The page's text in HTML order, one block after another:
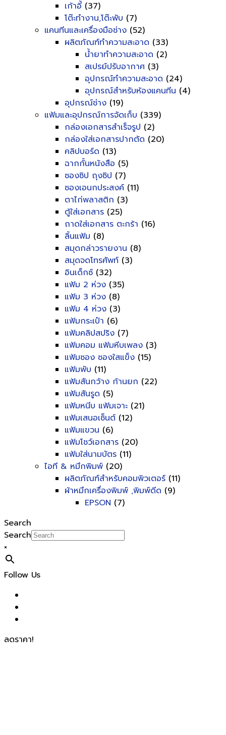
เก้าอี้ (37)
โต๊ะทำงาน,โต๊ะพับ (7)
แคนทีนและเครื่องมือช่าง (52)
ผลิตภัณฑ์ทำความสะอาด (33)
น้ำยาทำความสะอาด (2)
สเปรย์ปรับอากาศ (3)
อุปกรณ์ทำความสะอาด (24)
อุปกรณ์สำหรับห้องแคนทีน (4)
อุปกรณ์ช่าง (19)
แฟ้มและอุปกรณ์การจัดเก็บ (339)
กล่องเอกสารสำเร็จรูป (2)
กล่องใส่เอกสารปากตัด (20)
คลิปบอร์ด (13)
ฉากกั้นหนังสือ (5)
ซองซิป ถุงซิป (7)
ซองเอนกประสงค์ (11)
ตาไก่พลาสติก (3)
ตู้ใส่เอกสาร (25)
ถาดใส่เอกสาร ตะกร้า (16)
ลิ้นแฟ้ม (8)
สมุดกล่าวรายงาน (8)
สมุดจดโทรศัพท์ (3)
อินเด็กซ์ (32)
แฟ้ม 2 ห่วง (35)
แฟ้ม 3 ห่วง (8)
แฟ้ม 4 ห่วง (3)
แฟ้มกระเป๋า (6)
แฟ้มคลิปสปริง (7)
แฟ้มคอม แฟ้มหีบเพลง (3)
แฟ้มซอง ซองใสแข็ง (15)
แฟ้มพับ (11)
แฟ้มสันกว้าง ก้านยก (22)
แฟ้มสันรูด (5)
แฟ้มหนีบ แฟ้มเจาะ (21)
แฟ้มเสนอเซ็นต์ (12)
แฟ้มแขวน (6)
แฟ้มโชว์เอกสาร (20)
แฟ้มใส่นามบัตร (11)
ไอที & หมึกพิมพ์ (20)
ผลิตภัณฑ์สำหรับคอมพิวเตอร์ (11)
ผ้าหมึกเครื่องพิมพ์ ,พิมพ์ดีด (9)
EPSON (7)
Search
Search
×
Follow Us
ลดราคา!